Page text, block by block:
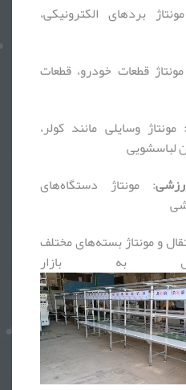
بردهای الکترونیکی،
قطعات خودرو، قطعات
مونتاژ وسایلی مانند کولر،
لباسشویی
: مونتاژ دستگاه‌های
و مونتاژ بسته‌های مختلف
به بازار